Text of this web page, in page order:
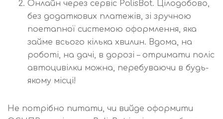
Онлайн через сервіс PolisBot. Цілодобово,
без додаткових платежів, зі зручною
поетапної системою оформлення, яка
займе всього кілька хвилин. Вдома, на
роботі, на дачі, в дорозі – отримати поліс
автоцивілки можна, перебуваючи в будь-
якому місці!
Не потрібно питати, чи вийде оформити